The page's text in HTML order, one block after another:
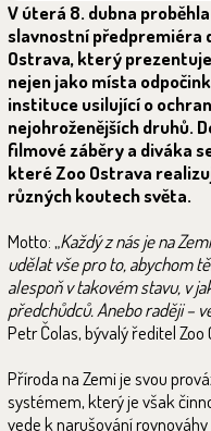
V úterá 8. dubna
slavnostní předpremiéra
Ostrava, který
nejen jako místa
instituce usilující o
nejohroženějších druhů.
filmové záběry a diváka
které Zoo Ostrava
různých koutech světa.
Motto: „Každý z nás je na
udělat vše pro to, abychom
alespoň v takovém stavu, v
předchůdců. Anebo raději –
Petr Čolas, bývalý ředitel Zoo
Příroda na Zemi je svou
systémem, který je však
vede k narušování